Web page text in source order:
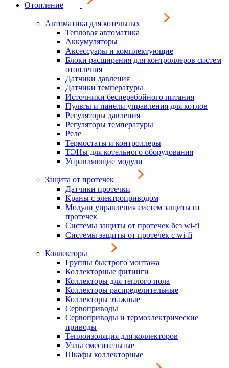
Отопление
Автоматика для котельных
Тепловая автоматика
Аккумуляторы
Аксессуары и комплектующие
Блоки расширения для контроллеров систем
отопления
Датчики давления
Датчики температуры
Источники бесперебойного питания
Пульты и панели управления для котлов
Регуляторы давления
Регуляторы температуры
Реле
Термостаты и контроллеры
ТЭНы для котельного оборудования
Управляющие модули
Защита от протечек
Датчики протечки
Краны с электроприводом
Модули управления систем защиты от
протечек
Системы защиты от протечек без wi-fi
Системы защиты от протечек с wi-fi
Коллекторы
Группы быстрого монтажа
Коллекторные фитинги
Коллекторы для теплого пола
Коллекторы распределительные
Коллекторы этажные
Сервоприводы
Сервоприводы и термоэлектрические
приводы
Теплоизоляция для коллекторов
Узлы смесительные
Шкафы коллекторные